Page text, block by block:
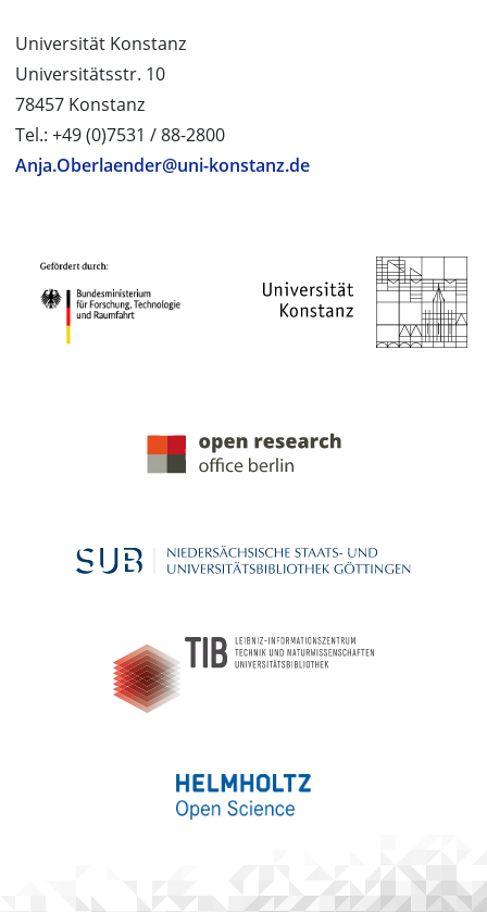
Universität Konstanz
Universitätsstr. 10
78457 Konstanz
Tel.: +49 (0)7531 / 88-2800
Anja.Oberlaender@uni-konstanz.de